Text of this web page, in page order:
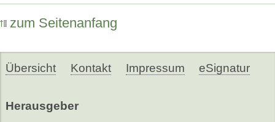
zum Seitenanfang
Übersicht Kontakt Impressum eSignatur
Herausgeber